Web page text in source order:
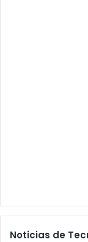
Noticias de